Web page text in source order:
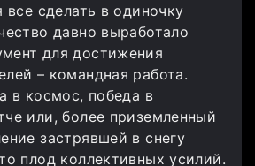
все сделать в одиночку
давно выработало
для достижения
– командная работа.
в космос, победа в
или, более приземленный
застрявшей в снегу
плод коллективных усилий.